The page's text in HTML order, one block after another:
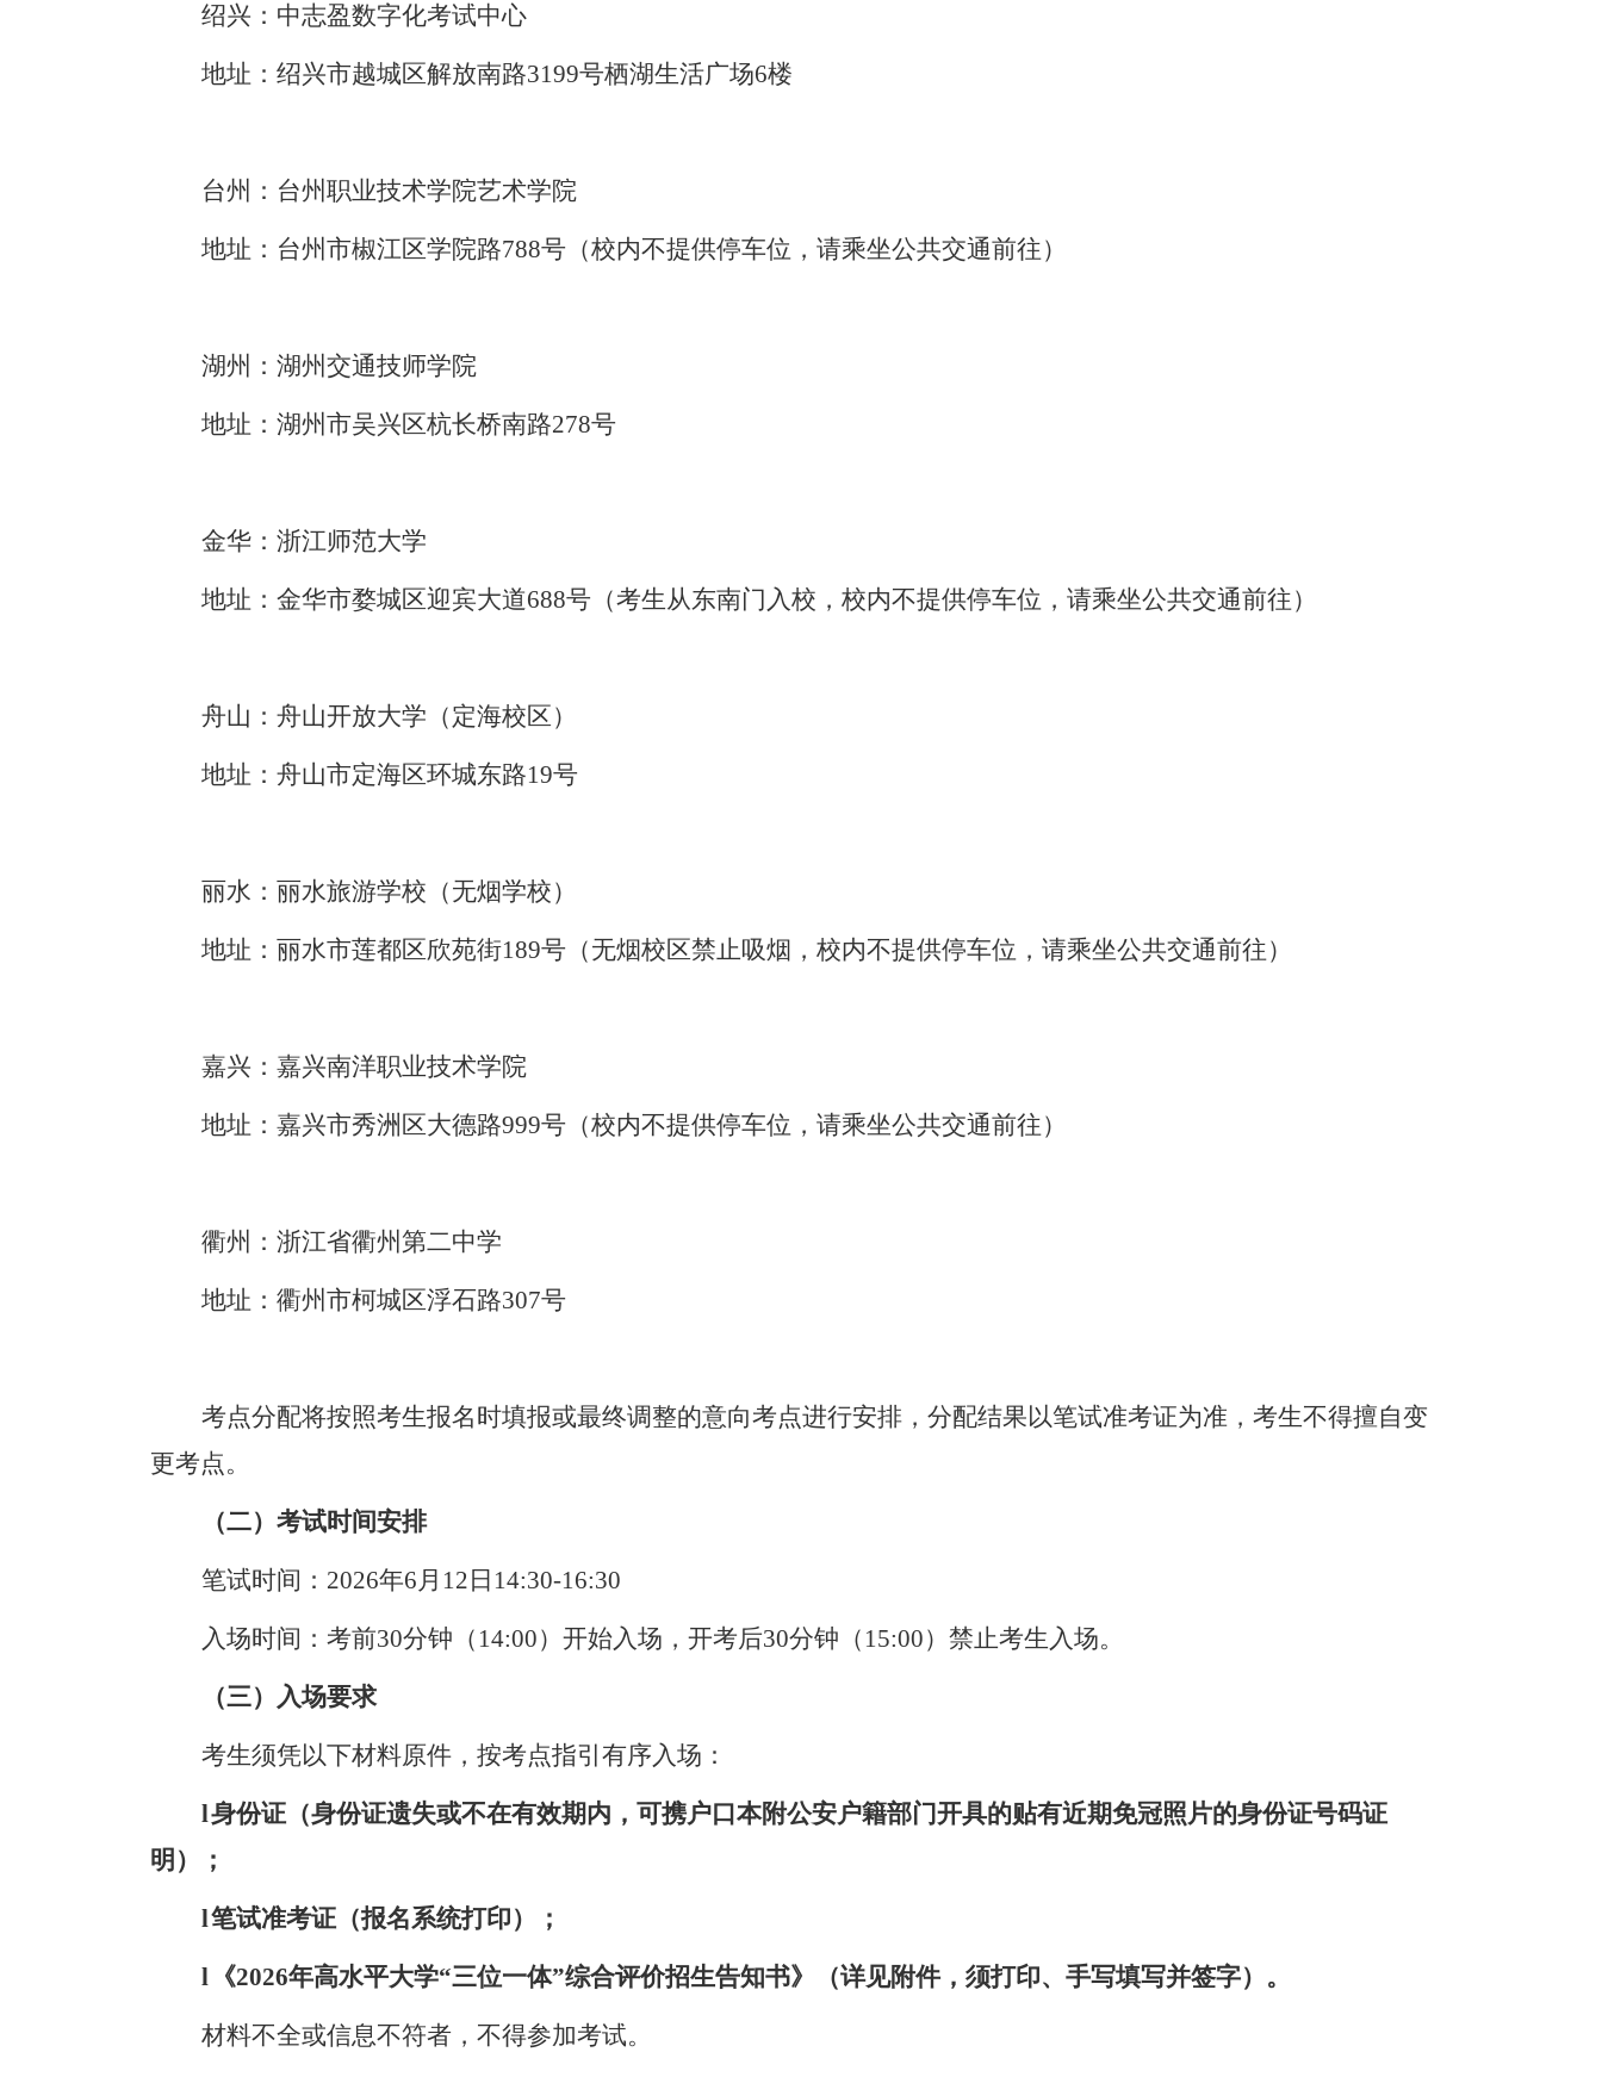
绍兴：中志盈数字化考试中心
地址：绍兴市越城区解放南路3199号栖湖生活广场6楼
台州：台州职业技术学院艺术学院
地址：台州市椒江区学院路788号（校内不提供停车位，请乘坐公共交通前往）
湖州：湖州交通技师学院
地址：湖州市吴兴区杭长桥南路278号
金华：浙江师范大学
地址：金华市婺城区迎宾大道688号（考生从东南门入校，校内不提供停车位，请乘坐公共交通前往）
舟山：舟山开放大学（定海校区）
地址：舟山市定海区环城东路19号
丽水：丽水旅游学校（无烟学校）
地址：丽水市莲都区欣苑街189号（无烟校区禁止吸烟， 校内不提供停车位，请乘坐公共交通前往）
嘉兴：嘉兴南洋职业技术学院
地址：嘉兴市秀洲区大德路999号（校内不提供停车位，请乘坐公共交通前往）
衢州：浙江省衢州第二中学
地址：衢州市柯城区浮石路307号
考点分配将按照考生报名时填报或最终调整的意向考点进行安排，分配结果以笔试准考证为准，考生不得擅自变
更考点。
（二）考试时间安排
笔试时间： 2026年6月12日14:30-16:30
入场时间：考前30分钟（14:00）开始入场，开考后30分钟（15:00）禁止考生入场。
（三）入场要求
考生须凭以下材料原件，按考点指引有序入场：
l身份证（身份证遗失或不在有效期内，可携户口本附公安户籍部门开具的贴有近期免冠照片的身份证号码证
明）
；
l笔试准考证（报名系统打印）；
l 《2026年高水平大学“三位一体”综合评价招生告知书》（详见附件， 须打印、手写填写并签字）。
材料不全或信息不符者，不得参加考试。